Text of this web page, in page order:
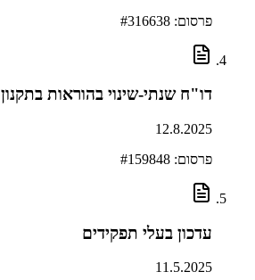
פרסום: # 316638
דו"ח שנתי-שינוי בהוראות בתקנון
12.8.2025
פרסום: # 159848
עדכון בעלי תפקידים
11.5.2025